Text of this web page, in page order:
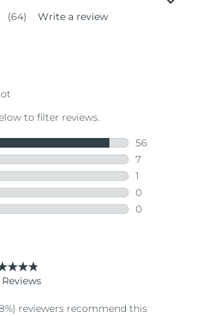
(64) Write a review